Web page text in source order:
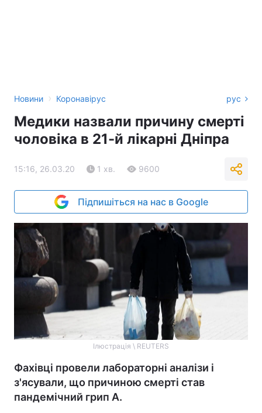
Новини › Коронавірус рус
Медики назвали причину смерті
чоловіка в 21-й лікарні Дніпра
15:16, 26.03.20 1 хв. 9600
Підпишіться на нас в Google
Ілюстрація \ REUTERS
Фахівці провели лабораторні аналізи і
з'ясували, що причиною смерті став
пандемічний грип А.